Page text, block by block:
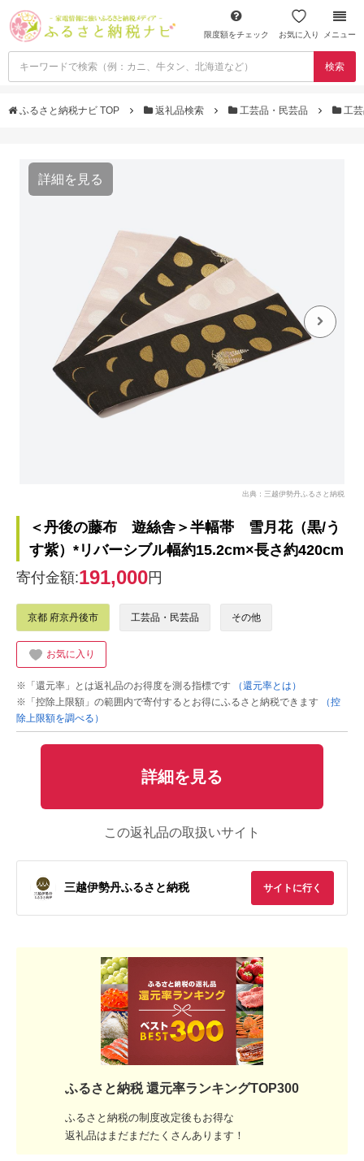
限度額をチェック お気に入り メニュー
検索
ふるさと納税ナビ TOP 返礼品検索 工芸品・民芸品 工芸
詳細を見る
出典：三越伊勢丹ふるさと納税
＜丹後の藤布 遊絲舎＞半幅帯 雪月花（黒/う
す紫）*リバーシブル幅約15.2cm×長さ約420cm
寄付金額:191,000円
京都 府京丹後市 工芸品・民芸品 その他
お気に入り
※「還元率」とは返礼品のお得度を測る指標です
（還元率とは）
※「控除上限額」の範囲内で寄付するとお得にふるさと納税できます
（控
除上限額を調べる）
詳細を見る
この返礼品の取扱いサイト
三越伊勢丹ふるさと納税 サイトに行く
ふるさと納税 還元率ランキングTOP300
ふるさと納税の制度改定後もお得な
返礼品はまだまだたくさんあります！